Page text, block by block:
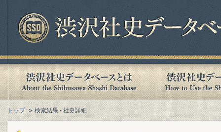
トップ 検索結果 - 社史詳細